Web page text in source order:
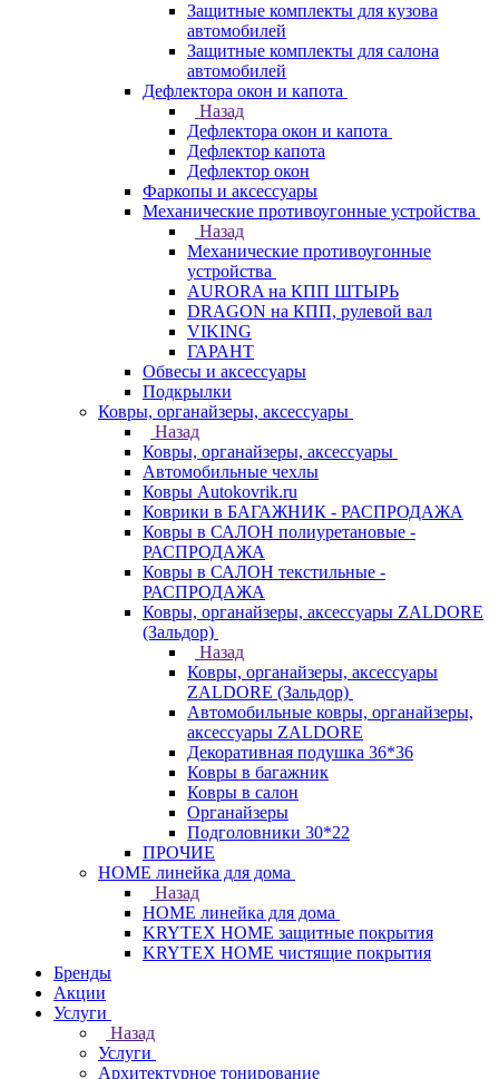
Защитные комплекты для кузова
автомобилей
Защитные комплекты для салона
автомобилей
Дефлектора окон и капота
Назад
Дефлектора окон и капота
Дефлектор капота
Дефлектор окон
Фаркопы и аксессуары
Механические противоугонные устройства
Назад
Механические противоугонные
устройства
AURORA на КПП ШТЫРЬ
DRAGON на КПП, рулевой вал
VIKING
ГАРАНТ
Обвесы и аксессуары
Подкрылки
Ковры, органайзеры, аксессуары
Назад
Ковры, органайзеры, аксессуары
Автомобильные чехлы
Ковры Autokovrik.ru
Коврики в БАГАЖНИК - РАСПРОДАЖА
Ковры в САЛОН полиуретановые -
РАСПРОДАЖА
Ковры в САЛОН текстильные -
РАСПРОДАЖА
Ковры, органайзеры, аксессуары ZALDORE
(Зальдор)
Назад
Ковры, органайзеры, аксессуары
ZALDORE (Зальдор)
Автомобильные ковры, органайзеры,
аксессуары ZALDORE
Декоративная подушка 36*36
Ковры в багажник
Ковры в салон
Органайзеры
Подголовники 30*22
ПРОЧИЕ
HOME линейка для дома
Назад
HOME линейка для дома
KRYTEX HOME защитные покрытия
KRYTEX HOME чистящие покрытия
Бренды
Акции
Услуги
Назад
Услуги
Архитектурное тонирование